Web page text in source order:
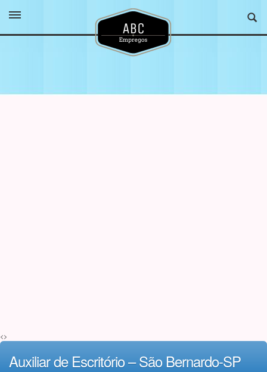
<>
Auxiliar de Escritório – São Bernardo-SP